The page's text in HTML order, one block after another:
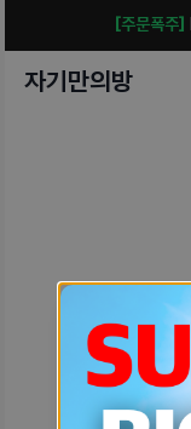
[주문폭주]
자기만의방